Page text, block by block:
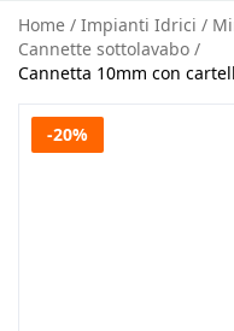
Home Impianti Idrici
Cannette sottolavabo
Cannetta 10mm con
Vai
-20%